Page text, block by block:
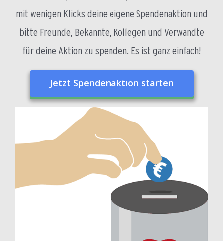
mit wenigen Klicks deine eigene Spendenaktion und
bitte Freunde, Bekannte, Kollegen und Verwandte
für deine Aktion zu spenden. Es ist ganz einfach!
Jetzt Spendenaktion starten